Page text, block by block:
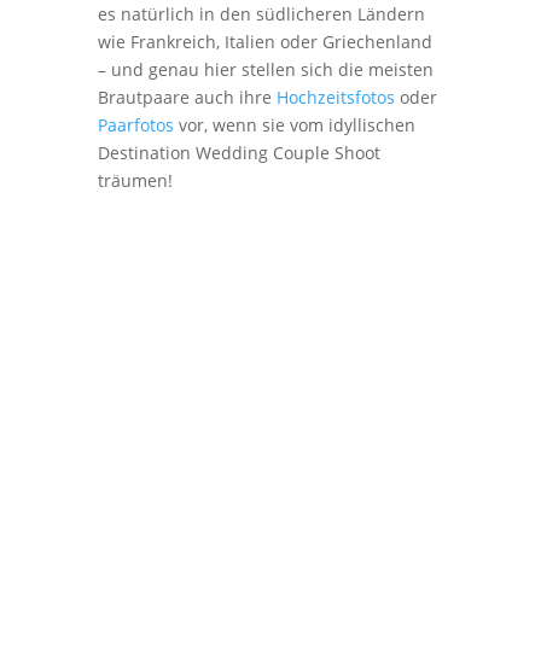
es natürlich in den südlicheren Ländern
wie Frankreich, Italien oder Griechenland
– und genau hier stellen sich die meisten
Brautpaare auch ihre Hochzeitsfotos oder
Paarfotos vor, wenn sie vom idyllischen
Destination Wedding Couple Shoot
träumen!